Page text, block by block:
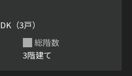
動画ギャラリー
（3戸）
総階数
3階建て